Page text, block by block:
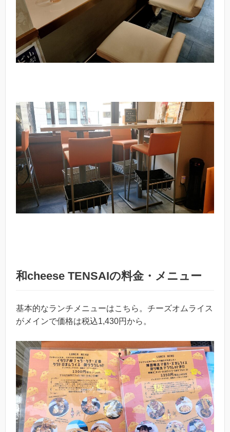
和cheese TENSAIの料金・メニュー
基本的なランチメニューはこちら。チーズオムライス
がメインで価格は税込1,430円から。